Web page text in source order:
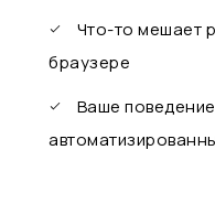
Что-то мешает
браузере
Ваше